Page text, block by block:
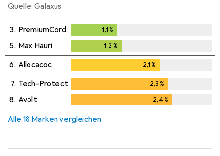
Quelle: Galaxus
3. PremiumCord 1,1 %
5. Max Hauri 1,2 %
6. Allocacoc 2,1%
7. Tech-Protect 2,3%
8. Avolt 2,4%
Alle 18 Marken vergleichen